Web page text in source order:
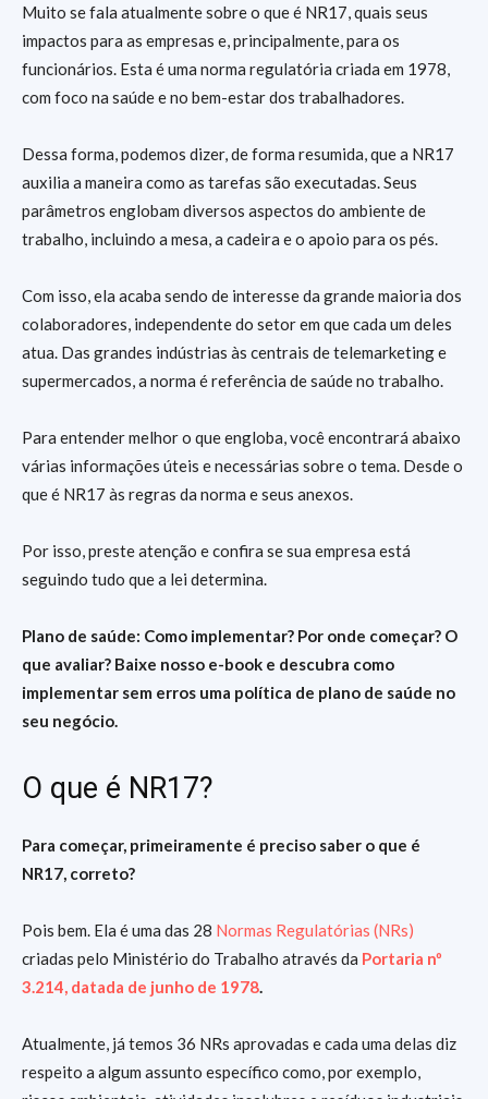
Muito se fala atualmente sobre o que é NR17, quais seus
impactos para as empresas e, principalmente, para os
funcionários. Esta é uma norma regulatória criada em 1978,
com foco na saúde e no bem-estar dos trabalhadores.
Dessa forma, podemos dizer, de forma resumida, que a NR17
auxilia a maneira como as tarefas são executadas. Seus
parâmetros englobam diversos aspectos do ambiente de
trabalho, incluindo a mesa, a cadeira e o apoio para os pés.
Com isso, ela acaba sendo de interesse da grande maioria dos
colaboradores, independente do setor em que cada um deles
atua. Das grandes indústrias às centrais de telemarketing e
supermercados, a norma é referência de saúde no trabalho.
Para entender melhor o que engloba, você encontrará abaixo
várias informações úteis e necessárias sobre o tema. Desde o
que é NR17 às regras da norma e seus anexos.
Por isso, preste atenção e confira se sua empresa está
seguindo tudo que a lei determina.
Plano de saúde: Como implementar? Por onde começar? O
que avaliar? Baixe nosso e-book e descubra como
implementar sem erros uma política de plano de saúde no
seu negócio.
O que é NR17?
Para começar, primeiramente é preciso saber o que é
NR17, correto?
Pois bem. Ela é uma das 28 Normas Regulatórias (NRs)
criadas pelo Ministério do Trabalho através da Portaria nº
3.214, datada de junho de 1978
Atualmente, já temos 36 NRs aprovadas e cada uma delas diz
respeito a algum assunto específico como, por exemplo,